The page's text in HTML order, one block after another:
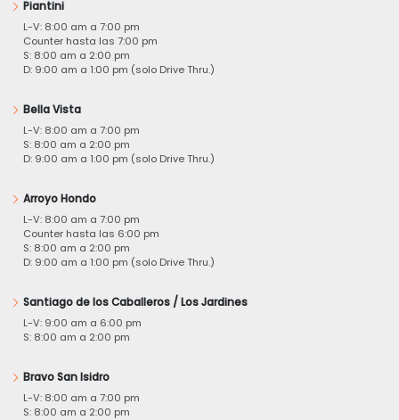
Piantini
L-V: 8:00 am a 7:00 pm
Counter hasta las 7:00 pm
S: 8:00 am a 2:00 pm
D: 9:00 am a 1:00 pm (solo Drive Thru.)
Bella Vista
L-V: 8:00 am a 7:00 pm
S: 8:00 am a 2:00 pm
D: 9:00 am a 1:00 pm (solo Drive Thru.)
Arroyo Hondo
L-V: 8:00 am a 7:00 pm
Counter hasta las 6:00 pm
S: 8:00 am a 2:00 pm
D: 9:00 am a 1:00 pm (solo Drive Thru.)
Santiago de los Caballeros / Los Jardines
L-V: 9:00 am a 6:00 pm
S: 8:00 am a 2:00 pm
Bravo San Isidro
L-V: 8:00 am a 7:00 pm
S: 8:00 am a 2:00 pm